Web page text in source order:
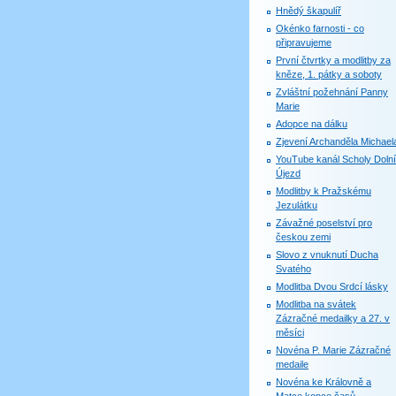
Hnědý škapulíř
Okénko farnosti - co
připravujeme
První čtvrtky a modlitby za
kněze, 1. pátky a soboty
Zvláštní požehnání Panny
Marie
Adopce na dálku
Zjevení Archanděla
YouTube kanál Scholy Dolní
Újezd
Modlitby k Pražskému
Jezulátku
Závažné poselství pro
českou zemi
Slovo z vnuknutí Ducha
Svatého
Modlitba Dvou Srdcí lásky
Modlitba na svátek
Zázračné medailky a 27. v
měsíci
Novéna P. Marie Zázračné
medaile
Novéna ke Královně a